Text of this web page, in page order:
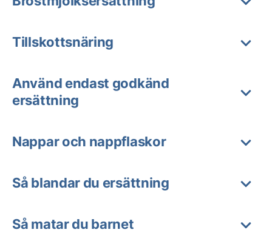
Tillskottsnäring
Använd endast godkänd
ersättning
Nappar och nappflaskor
Så blandar du ersättning
Så matar du barnet